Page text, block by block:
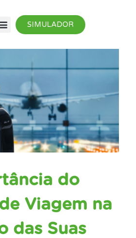
SIMULADOR
do
Viagem na
das Suas